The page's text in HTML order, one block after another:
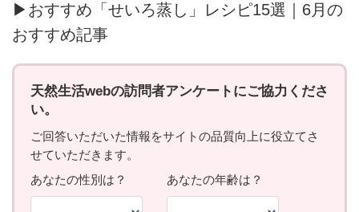
▶おすすめ「せいろ蒸し」レシピ15選｜6月の
おすすめ記事